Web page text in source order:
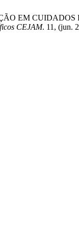
EM
CEJAM. 11, (jun.